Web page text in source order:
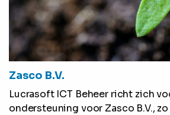
Zasco B.V.
Lucrasoft ICT Beheer richt zich
ondersteuning voor Zasco B.V.,